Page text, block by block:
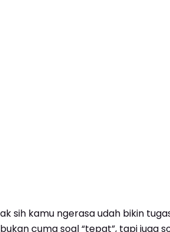
sih kamu ngerasa udah bikin
cuma soal “tepat”, tapi juga